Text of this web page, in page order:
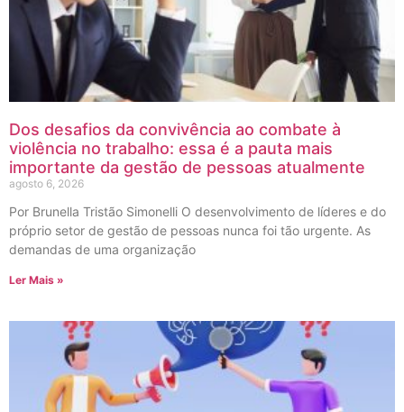
Dos desafios da convivência ao combate à
violência no trabalho: essa é a pauta mais
importante da gestão de pessoas atualmente
agosto 6, 2026
Por Brunella Tristão Simonelli O desenvolvimento de líderes e do
próprio setor de gestão de pessoas nunca foi tão urgente. As
demandas de uma organização
Ler Mais »